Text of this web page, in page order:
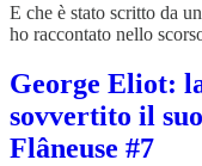
E che è stato scritto da
ho raccontato nello
George Eliot:
sovvertito il
Flâneuse #7